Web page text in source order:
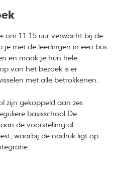
om 11.15 uur verwacht bij de
je met de leerlingen in een bus
en maak je hun hele
van het bezoek is er
met alle betrokkenen.
zijn gekoppeld aan zes
basisschool De
de voorstelling al
waarbij de nadruk ligt op